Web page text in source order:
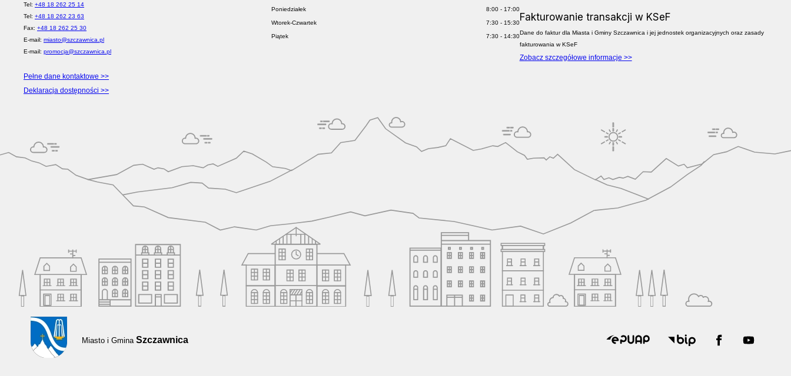
Tel: +48 18 262 25 14
Tel: +48 18 262 23 63
Fax: +48 18 262 25 30
E-mail: miasto@szczawnica.pl
E-mail: promocja@szczawnica.pl
Pełne dane kontaktowe >>
Deklaracja dostępności >>
Poniedziałek 8:00 - 17:00
Wtorek-Czwartek 7:30 - 15:30
Piątek 7:30 - 14:30
Fakturowanie transakcji w KSeF
Dane do faktur dla Miasta i Gminy Szczawnica i jej jednostek organizacyjnych oraz zasady
fakturowania w KSeF
Zobacz szczegółowe informacje >>
Miasto i Gmina Szczawnica